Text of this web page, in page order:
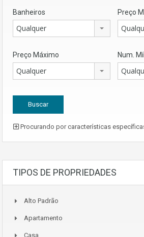
Banheiros
Qualquer
Preço
Preço Máximo
Qualquer
Num.
Procurando por características
TIPOS DE PROPRIEDADES
Alto Padrão
Apartamento
Casa